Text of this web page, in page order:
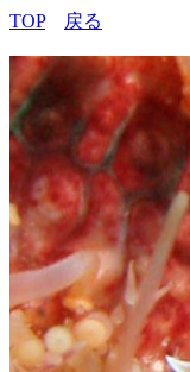
TOP 戻る